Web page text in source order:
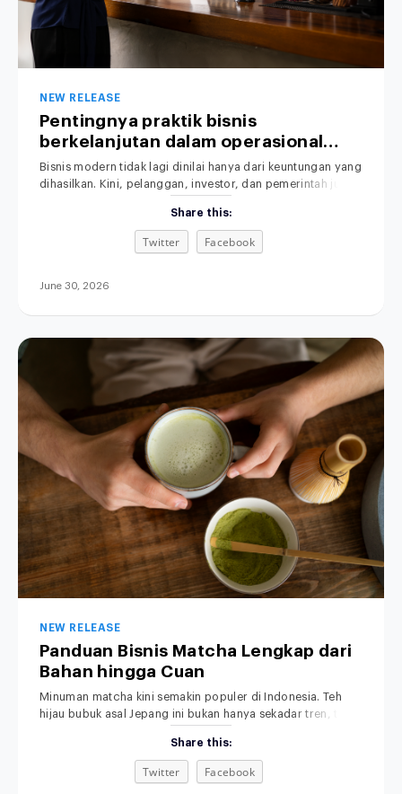
NEW RELEASE
Pentingnya praktik bisnis
berkelanjutan dalam operasional
perusahaan.
Bisnis modern tidak lagi dinilai hanya dari keuntungan yang
dihasilkan. Kini, pelanggan, investor, dan pemerintah juga
Praktik Bisnis yang Berkelanjutan menjadi perhatian utama
dalam dunia usaha saat ini. Karena itu, semakin banyak
perusahaan mulai menerapkan sustainable business
bertanggung jawab, dan berkelanjutan. Selain
Share this:
Twitter Facebook
June 30, 2026
NEW RELEASE
Panduan Bisnis Matcha Lengkap dari
Bahan hingga Cuan
Minuman matcha kini semakin populer di Indonesia. Teh
hijau bubuk asal Jepang ini bukan hanya sekadar tren, tapi
di kalangan anak muda dan pecinta minuman sehat.
Rasanya yang khas, aromanya yang menenangkan, serta
tampilannya yang estetik membuat minuman matcha bukan
Share this:
Twitter Facebook